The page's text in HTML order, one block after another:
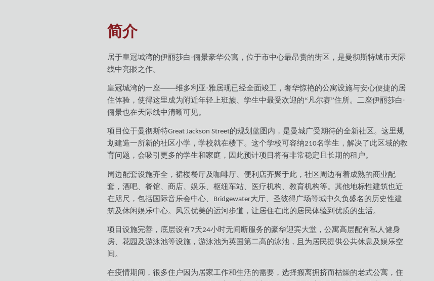
简介
居于皇冠城湾的伊丽莎白·俪景豪华公寓，位于市中心最昂贵的街区，是曼彻斯特城市天际
线中亮眼之作。
皇冠城湾的一座——维多利亚·雅居现已经全面竣工，奢华惊艳的公寓设施与安心便捷的居
住体验，使得这里成为附近年轻上班族、学生中最受欢迎的“凡尔赛”住所。二座伊丽莎白·
俪景也在天际线中清晰可见。
项目位于曼彻斯特Great Jackson Street的规划蓝图内，是曼城广受期待的全新社区。这里规
划建造一所新的社区小学，学校就在楼下。这个学校可容纳210名学生，解决了此区域的教
育问题，会吸引更多的学生和家庭，因此预计项目将有非常稳定且长期的租户。
周边配套设施齐全，裙楼餐厅及咖啡厅、便利店齐聚于此，社区周边有着成熟的商业配
套，酒吧、餐馆、商店、娱乐、枢纽车站、医疗机构、教育机构等。其他地标性建筑也近
在咫尺，包括国际音乐会中心、 Bridgewater大厅、圣彼得广场等城中久负盛名的历史性建
筑及休闲娱乐中心。风景优美的运河步道，让居住在此的居民体验到优质的生活。
项目设施完善，底层设有7天24小时无间断服务的豪华迎宾大堂，公寓高层配有私人健身
房、花园及游泳池等设施，游泳池为英国第二高的泳池，且为居民提供公共休息及娱乐空
间。
在疫情期间，很多住户因为居家工作和生活的需要，选择搬离拥挤而枯燥的老式公寓，住